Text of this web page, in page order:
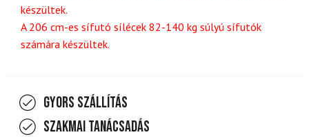
készültek.
A 206 cm-es sífutó sílécek 82-140 kg súlyú sífutók
számára készültek.
Gyors szállítás
Szakmai tanácsadás